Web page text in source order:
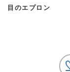
目のエプロン